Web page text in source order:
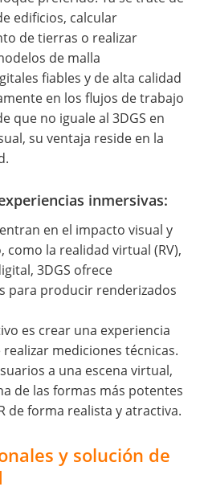
edificios, calcular
de tierras o realizar
de malla
fiables y de alta calidad
en los flujos de trabajo
que no iguale al 3DGS en
su ventaja reside en la
inmersivas:
en el impacto visual y
la realidad virtual (RV),
3DGS ofrece
para producir renderizados
es crear una experiencia
mediciones técnicas.
a una escena virtual,
de las formas más potentes
de forma realista y atractiva.
y solución de